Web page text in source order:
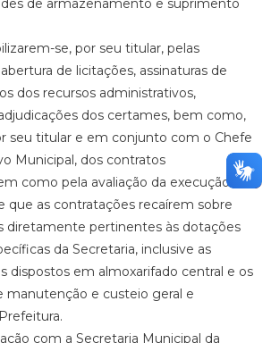
de armazenamento e suprimento
se, por seu titular, pelas
de licitações, assinaturas de
dos recursos administrativos,
dos certames, bem como,
seu titular e em conjunto com o Chefe
Municipal, dos contratos
como pela avaliação da execução
que as contratações recaírem sobre
diretamente pertinentes às dotações
da Secretaria, inclusive as
dispostos em almoxarifado central e os
manutenção e custeio geral e
com a Secretaria Municipal da